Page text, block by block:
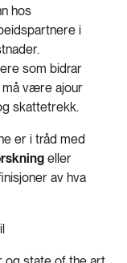
hos
i
som bidrar
må være ajour
skattetrekk.
er i tråd med
eller
av hva